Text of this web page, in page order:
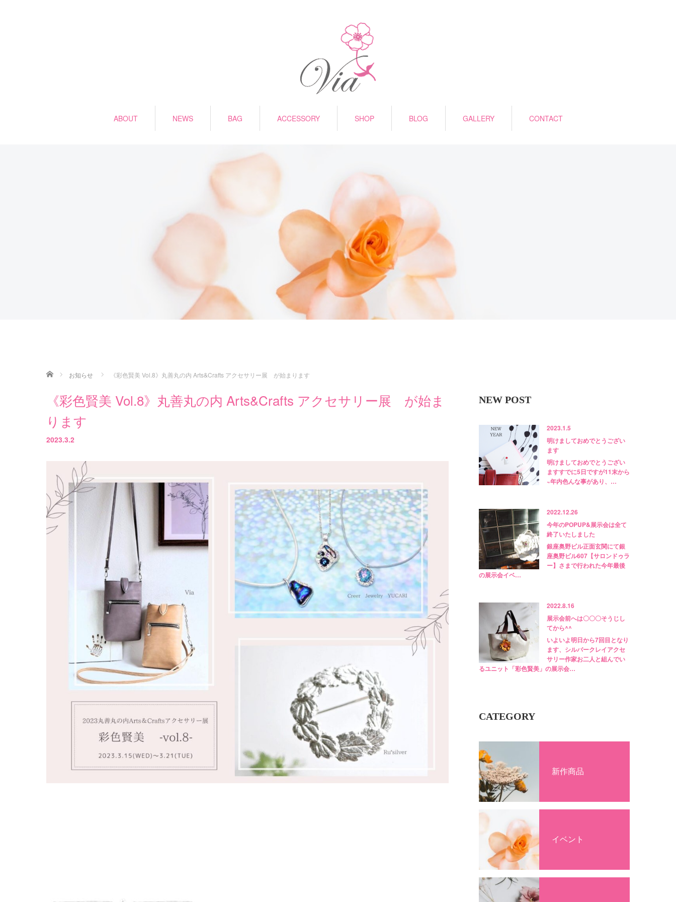
ABOUT NEWS BAG ACCESSORY SHOP BLOG GALLERY CONTACT
ホーム お知らせ 《彩色賢美 Vol.8》丸善丸の内 Arts&Crafts アクセサリー展 が始まります
《彩色賢美 Vol.8》丸善丸の内 Arts&Crafts アクセサリー展 が始ま
ります
2023.3.2
NEW POST
2023.1.5
明けましておめでとうござい
ます
明けましておめでとうござい
ますすでに5日ですが11末から
~年内色んな事があり、…
2022.12.26
今年のPOPUP&展示会は全て
終了いたしました
銀座奥野ビル正面玄関にて銀
座奥野ビル607【サロンドゥラ
ー】さまで行われた今年最後
の展示会イベ…
2022.8.16
展示会前へは〇〇〇そうじし
てから^^
いよいよ明日から7回目となり
ます、シルバークレイアクセ
サリー作家お二人と組んでい
るユニット「彩色賢美」の展示会…
CATEGORY
新作商品
イベント